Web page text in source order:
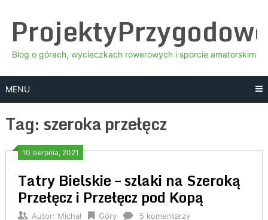
content
Blog o górach, wycieczkach rowerowych i sporcie amatorskim
MENU
Tag: szeroka przełęcz
10 sierpnia, 2021
Tatry Bielskie – szlaki na Szeroką
Przełęcz i Przełęcz pod Kopą
Autor: Michał Góry 5 komentarzy